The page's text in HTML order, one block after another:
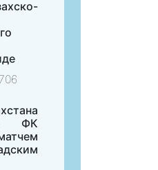
706
с ФК